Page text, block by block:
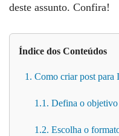
deste assunto. Confira!
Índice dos Conteúdos
1. Como criar post para
1.1. Defina o objetivo
1.2. Escolha o